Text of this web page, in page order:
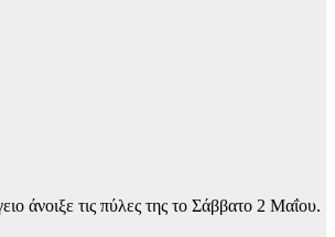
άνοιξε τις πύλες της το Σάββατο 2 Μαΐου.